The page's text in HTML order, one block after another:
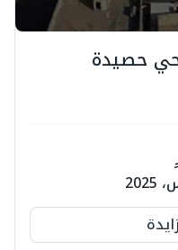
384م2 في حي حصيدة